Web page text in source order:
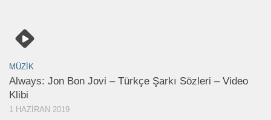
MÜZIK
Always: Jon Bon Jovi – Türkçe Şarkı Sözleri – Video
Klibi
1 HAZIRAN 2019